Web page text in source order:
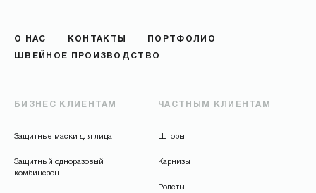
О НАС КОНТАКТЫ
ПОРТФОЛИО
ШВЕЙНОЕ ПРОИЗВОДСТВО
БИЗНЕС КЛИЕНТАМ
Защитные маски для лица
Защитный одноразовый
комбинезон
ЧАСТНЫМ КЛИЕНТАМ
Шторы
Карнизы
Ролеты